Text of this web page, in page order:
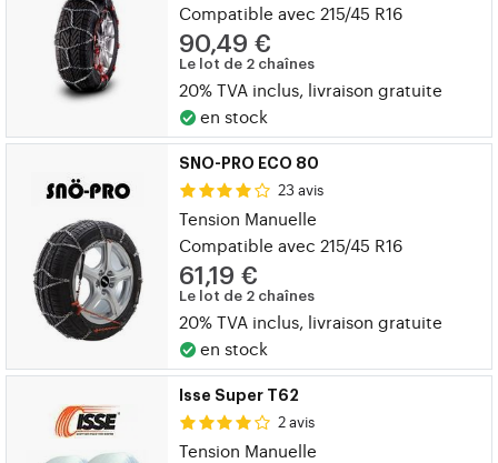
Compatible avec 215/45 R16
90,49 €
Le lot de 2 chaînes
20% TVA inclus, livraison gratuite
en stock
SNO-PRO ECO 80
23 avis
Tension Manuelle
Compatible avec 215/45 R16
61,19 €
Le lot de 2 chaînes
20% TVA inclus, livraison gratuite
en stock
Isse Super T62
2 avis
Tension Manuelle